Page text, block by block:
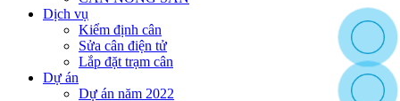
Dịch vụ
Kiểm định cân
Sửa cân điện tử
Lắp đặt trạm cân
Dự án
Dự án năm 2022